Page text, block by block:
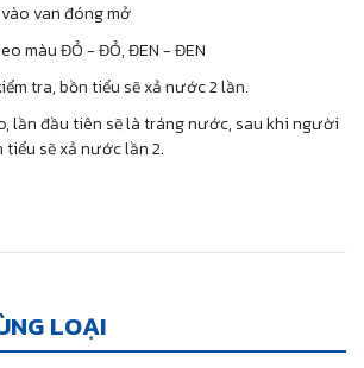
van đóng mở
màu ĐỎ - ĐỎ, ĐEN - ĐEN
tra, bồn tiểu sẽ xả nước 2 lần.
lần đầu tiên sẽ là tráng nước, sau khi người
sẽ xả nước lần 2.
LOẠI